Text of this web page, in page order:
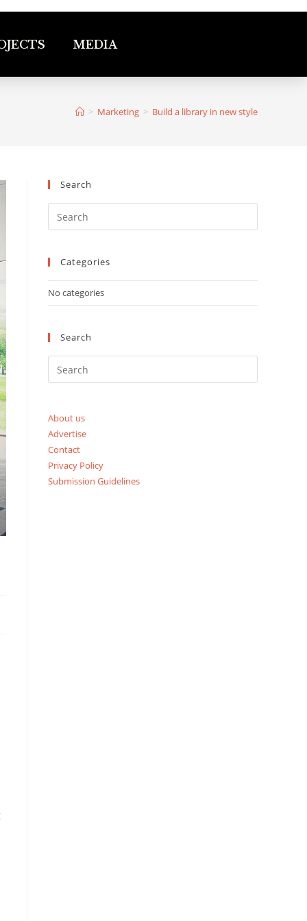
MEDIA
> Marketing > Build a library in new style
Search
Categories
No categories
Search
About us
Advertise
Contact
Privacy Policy
Submission Guidelines